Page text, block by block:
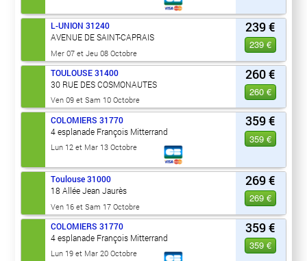
239 €
239 €
L-UNION 31240
AVENUE DE SAINT-CAPRAIS
Mer 07 et Jeu 08 Octobre
260 €
260 €
TOULOUSE 31400
30 RUE DES COSMONAUTES
Ven 09 et Sam 10 Octobre
359 €
359 €
COLOMIERS 31770
4 esplanade François Mitterrand
Lun 12 et Mar 13 Octobre
269 €
269 €
Toulouse 31000
18 Allée Jean Jaurès
Ven 16 et Sam 17 Octobre
359 €
359 €
COLOMIERS 31770
4 esplanade François Mitterrand
Lun 19 et Mar 20 Octobre